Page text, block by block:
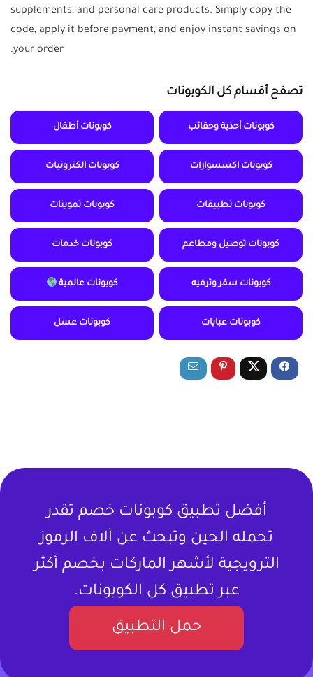
supplements, and personal care products. Simply copy the
code, apply it before payment, and enjoy instant savings on
your order.
تصفح أقسام كل الكوبونات
كوبونات أحذية وحقائب كوبونات أطفال
كوبونات اكسسوارات كوبونات الكترونيات
كوبونات تطبيقات كوبونات تموينات
كوبونات توصيل ومطاعم كوبونات خدمات
كوبونات سفر وترفيه كوبونات عالمية
كوبونات عبايات كوبونات عسل
أفضل تطبيق كوبونات خصم تقدر
تحمله الحين وتبحث عن آلاف الرموز
الترويجية لأشهر الماركات بخصم أكثر
عبر تطبيق كل الكوبونات.
حمل التطبيق